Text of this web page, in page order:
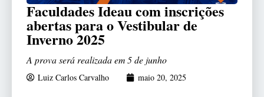
Faculdades Ideau com inscrições
abertas para o Vestibular de
Inverno 2025
A prova será realizada em 5 de junho
Luiz Carlos Carvalho maio 20, 2025